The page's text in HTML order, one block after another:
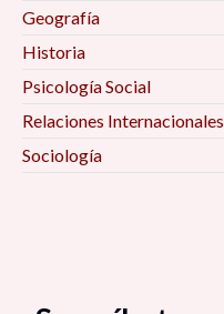
Geografía
Historia
Psicología Social
Relaciones Internacionales
Sociología